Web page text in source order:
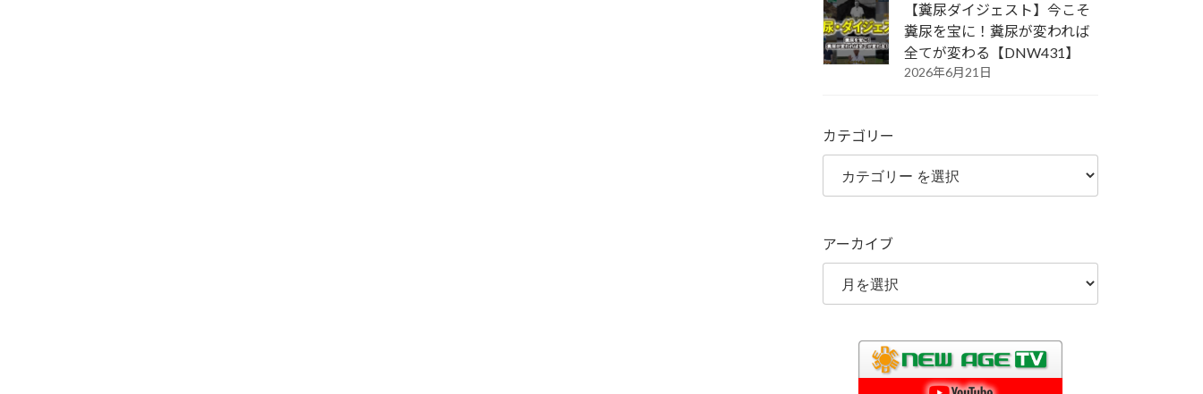
【糞尿ダイジェスト】今こそ
糞尿を宝に！糞尿が変われば
全てが変わる【DNW431】
2026年6月21日
カテゴリー
アーカイブ